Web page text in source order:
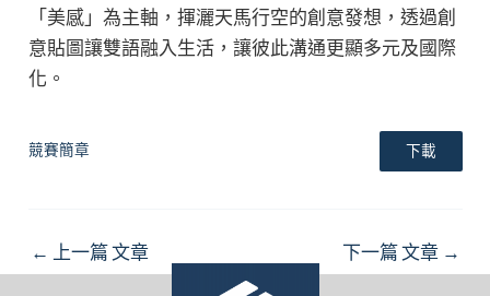
「美感」為主軸，揮灑天馬行空的創意發想，透過創
意貼圖讓雙語融入生活，讓彼此溝通更顯多元及國際
化。
競賽簡章 下載
Post
navigation
← 上一篇 文章 下一篇 文章 →